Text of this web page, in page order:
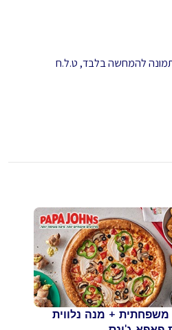
להמחשה בלבד, ט.ל.ח
משפחתית + מנה נלווית